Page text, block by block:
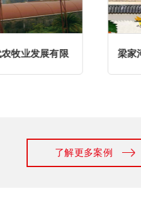
牧业发展有限 梁家
了解更多案例